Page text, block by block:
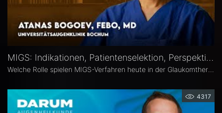
MIGS: Indikationen, Patientenselektion, Perspektiven – Atanas Bogoev, FEBO, MD
Welche Rolle spielen MIGS-Verfahren heute in der Glaukomtherapie? Atanas Bogoev, FEBO, MD, Oberarzt an der Universitätsaugenklinik Bochum spricht im Interview über Indikationen und Patientenselektion, den Stellenwert verschiedener MIGS-Verfahren im klinischen Alltag, realistische Therapieziele sowie Limitationen und zukünftige Entwicklungen der minimalinvasiven Glaukomchirurgie.
4317